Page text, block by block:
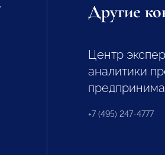
Другие
Центр
аналитики
+7 (495) 247-4777